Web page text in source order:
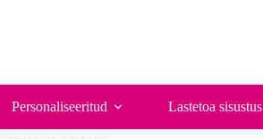
Personaliseeritud Lastetoa sisustus